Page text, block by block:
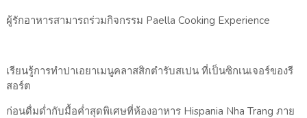
ผู้รักอาหารสามารถร่วมกิจกรรม Paella Cooking Experience
เรียนรู้การทำปาเอยาเมนูคลาสสิกตำรับสเปน ที่เป็นซิกเนเจอร์ของรี
สอร์ต
ก่อนดื่มด่ำกับมื้อค่ำสุดพิเศษที่ห้องอาหาร Hispania Nha Trang ภาย